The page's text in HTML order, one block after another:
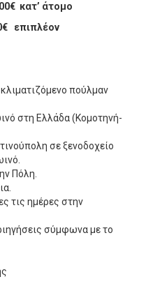
κατ’ άτομο
επιπλέον
πούλμαν
στη Ελλάδα (Κομοτηνή-
σε ξενοδοχείο
Πόλη.
τις ημέρες στην
σύμφωνα με το